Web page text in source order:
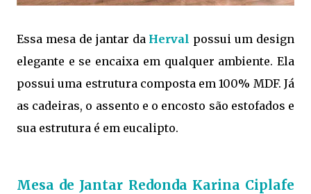
Essa mesa de jantar da Herval possui um design
elegante e se encaixa em qualquer ambiente. Ela
possui uma estrutura composta em 100% MDF. Já
as cadeiras, o assento e o encosto são estofados e
sua estrutura é em eucalipto.
Mesa de Jantar Redonda Karina Ciplafe